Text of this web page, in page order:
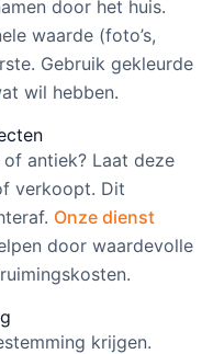
door het huis.
waarde (foto’s,
Gebruik gekleurde
wil hebben.
antiek? Laat deze
verkoopt. Dit
Onze dienst
door waardevolle
krijgen.